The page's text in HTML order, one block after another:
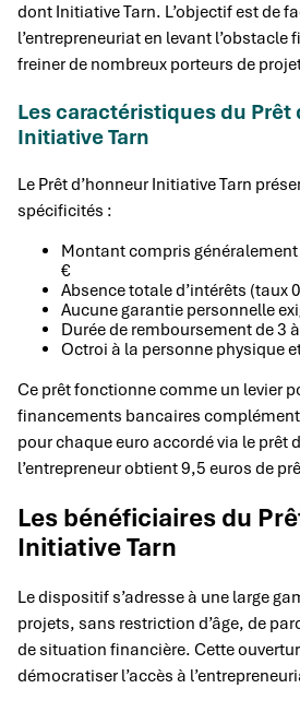
dont Initiative Tarn. L’objectif est de
l’entrepreneuriat en levant l’obstacle
freiner de nombreux porteurs de
Les caractéristiques du Prêt
Initiative Tarn
Le Prêt d’honneur Initiative Tarn
spécificités :
Montant compris
€
Absence totale d’intérêts (taux
Aucune garantie personnelle
Durée de remboursement de 3
Octroi à la personne physique
Ce prêt fonctionne comme un levier
financements bancaires
pour chaque euro accordé via le prêt
l’entrepreneur obtient 9,5 euros de
Les bénéficiaires du
Initiative Tarn
Le dispositif s’adresse à une large
projets, sans restriction d’âge, de
de situation financière. Cette
démocratiser l’accès à